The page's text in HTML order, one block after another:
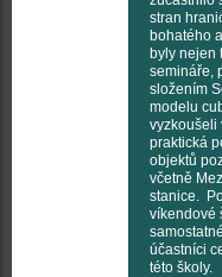
stran
bohatého
byly nejen
semináře,
složením
modelu
vyzkoušeli
praktická
objektů
včetně
stanice.
víkendové
účastníci
této školy.